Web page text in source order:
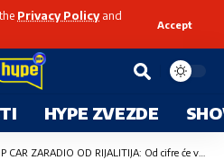
Privacy Policyand
Accept
HYPE ZVEZDE
OD RIJALITIJA: Od cifre će vam se zavrtjeti u glavi!